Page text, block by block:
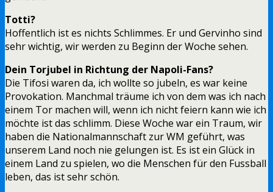
Totti?
Hoffentlich ist es nichts Schlimmes. Er und Gervinho sind
sehr wichtig, wir werden zu Beginn der Woche sehen.
Dein Torjubel in Richtung der Napoli-Fans?
Die Tifosi waren da, ich wollte so jubeln, es war keine
Provokation. Manchmal träume ich von dem was ich nach
einem Tor machen will, wenn ich nicht feiern kann wie ich
möchte ist das schlimm. Diese Woche war ein Traum, wir
haben die Nationalmannschaft zur WM geführt, was
unserem Land noch nie gelungen ist. Es ist ein Glück in
einem Land zu spielen, wo die Menschen für den Fussball
leben, das ist sehr schön.